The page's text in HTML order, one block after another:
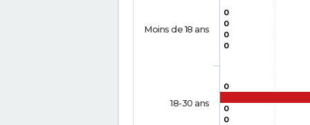
0
0
0
0
0
0
0
Moins de 18 ans
18-30 ans